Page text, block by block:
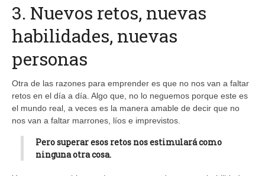
3. Nuevos retos, nuevas
habilidades, nuevas
personas
Otra de las razones para emprender es que no nos van a faltar
retos en el día a día. Algo que, no lo neguemos porque este es
el mundo real, a veces es la manera amable de decir que no
nos van a faltar marrones, líos e imprevistos.
Perosuperar esos retos nos estimularácomo
ninguna otra cosa.